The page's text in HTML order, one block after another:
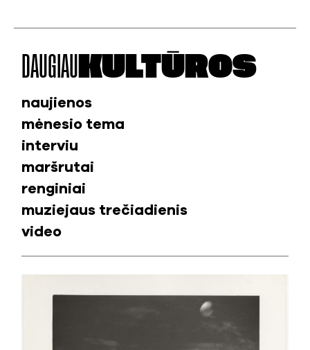
DAUGIAU KULTŪROS
naujienos
mėnesio tema
interviu
maršrutai
renginiai
muziejaus trečiadienis
video